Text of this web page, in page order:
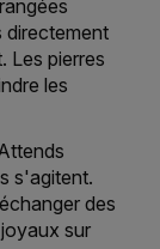
directement
Les pierres
les
s'agitent.
des
sur